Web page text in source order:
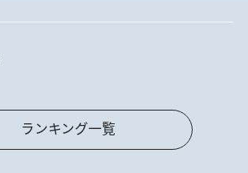
ランキング一覧